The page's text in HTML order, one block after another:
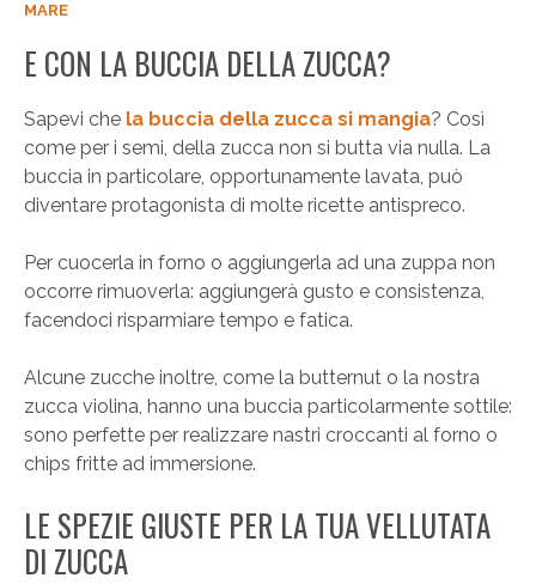
MARE
E CON LA BUCCIA DELLA ZUCCA?
Sapevi che la buccia della zucca si mangia? Così
come per i semi, della zucca non si butta via nulla. La
buccia in particolare, opportunamente lavata, può
diventare protagonista di molte ricette antispreco.
Per cuocerla in forno o aggiungerla ad una zuppa non
occorre rimuoverla: aggiungerà gusto e consistenza,
facendoci risparmiare tempo e fatica.
Alcune zucche inoltre, come la butternut o la nostra
zucca violina, hanno una buccia particolarmente sottile:
sono perfette per realizzare nastri croccanti al forno o
chips fritte ad immersione.
LE SPEZIE GIUSTE PER LA TUA VELLUTATA
DI ZUCCA